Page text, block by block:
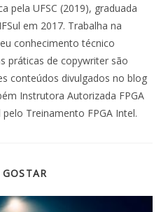
pela UFSC (2019), graduada
em 2017. Trabalha na
conhecimento técnico
práticas de copywriter são
conteúdos divulgados no blog
Instrutora Autorizada FPGA
Treinamento FPGA Intel.